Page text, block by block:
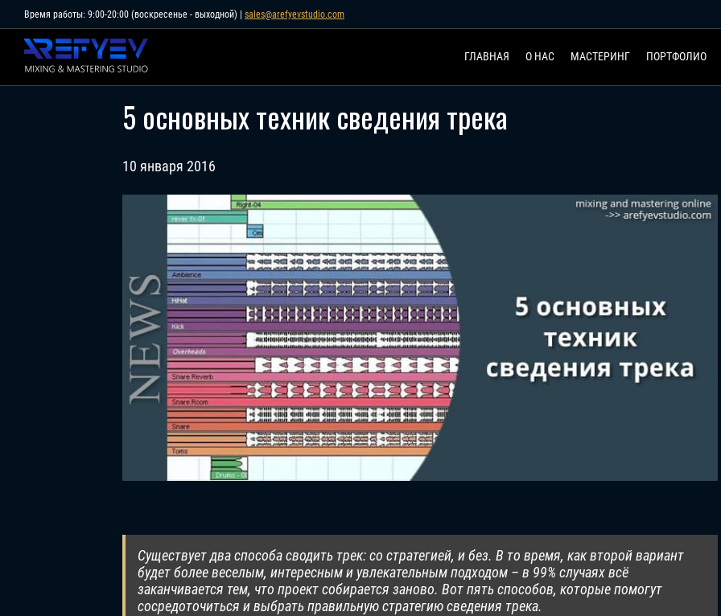
to
content
Время работы: 9:00-20:00 (воскресенье - выходной) | sales@arefyevstudio.com
ГЛАВНАЯ О НАС МАСТЕРИНГ ПОРТФОЛИО
5 основных техник сведения трека
10 января 2016
Существует два способа сводить трек: со стратегией, и без. В то время, как второй вариант
будет более веселым, интересным и увлекательным подходом – в 99% случаях всё
заканчивается тем, что проект собирается заново. Вот пять способов, которые помогут
сосредоточиться и выбрать правильную стратегию сведения трека.